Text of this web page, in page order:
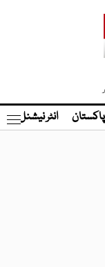
پاکستان انٹر نیشنل